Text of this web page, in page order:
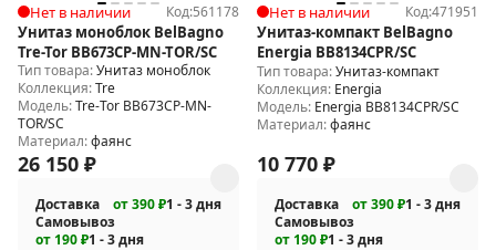
Нет в наличии Код:561178
Унитаз моноблок BelBagno
Tre-Tor BB673CP-MN-TOR/SC
Тип товара:Унитаз моноблок
Коллекция:Tre
Модель:Tre-Tor BB673CP-MN-
TOR/SC
Материал:фаянс
26 150 ₽
Доставка от 390 ₽1 - 3 дня
Самовывоз
от 190 ₽1 - 3 дня
Нет в наличии Код:471951
Унитаз-компакт BelBagno
Energia BB8134CPR/SC
Тип товара:Унитаз-компакт
Коллекция: Energia
Модель: Energia BB8134CPR/SC
Материал:фаянс
10 770 ₽
Доставка от 390 ₽1 - 3 дня
Самовывоз
от 190 ₽1 - 3 дня